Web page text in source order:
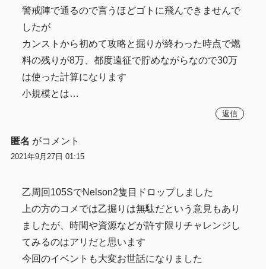
警戒陣で通るので言うほどゴトに飛んできませんで
したが
カンストから初めて攻略と掘りが終わった時点で燃
料の残りが8万、都度遠征で貯めながらなので30万
は使った計算になります
小規模とは…
返信
匿名 がコメント
2021年9月27日 01:15
乙周回105SでNelson2隻目ドロップしました
上の方のコメでは乙掘りは無駄だという意見もあり
ましたが、時間や資源などが許す限りチャレンジし
てみるのはアリだと思います
今回のイベントも大変お世話になりました